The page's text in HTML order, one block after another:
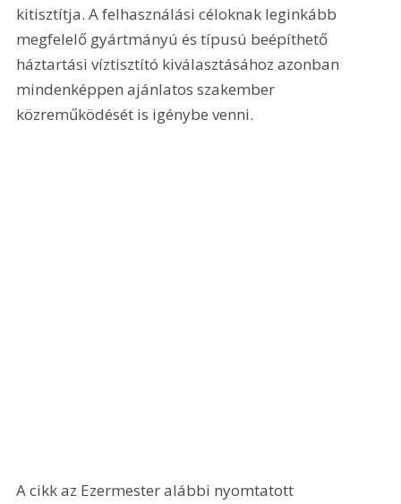
kitisztítja. A felhasználási céloknak leginkább
megfelelő gyártmányú és típusú beépíthető
háztartási víztisztító kiválasztásához azonban
mindenképpen ajánlatos szakember
közreműködését is igénybe venni.
A cikk az Ezermester alábbi nyomtatott